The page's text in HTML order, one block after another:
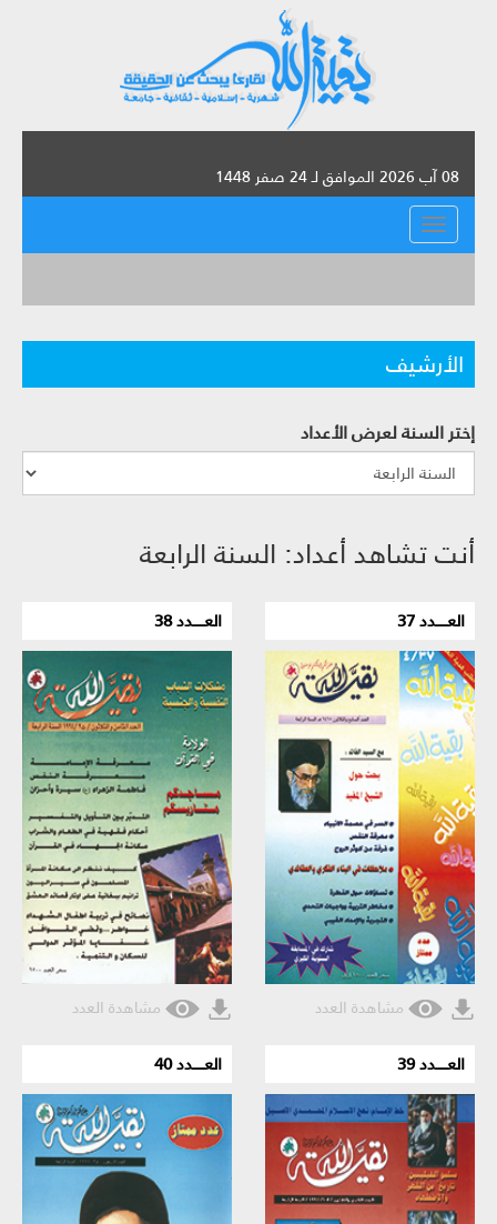
08 آب 2026 الموافق لـ 24 صفر 1448
القائمة
الأرشيف
إختر السنة لعرض الأعداد
أنت تشاهد أعداد: السنة الرابعة
العـــــدد 37
مشاهدة العدد
العـــــدد 38
مشاهدة العدد
العـــــدد 39 العـــــدد 40